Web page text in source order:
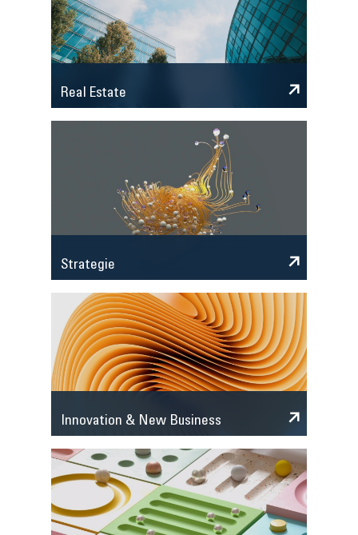
Real Estate
Strategie
Innovation & New Business